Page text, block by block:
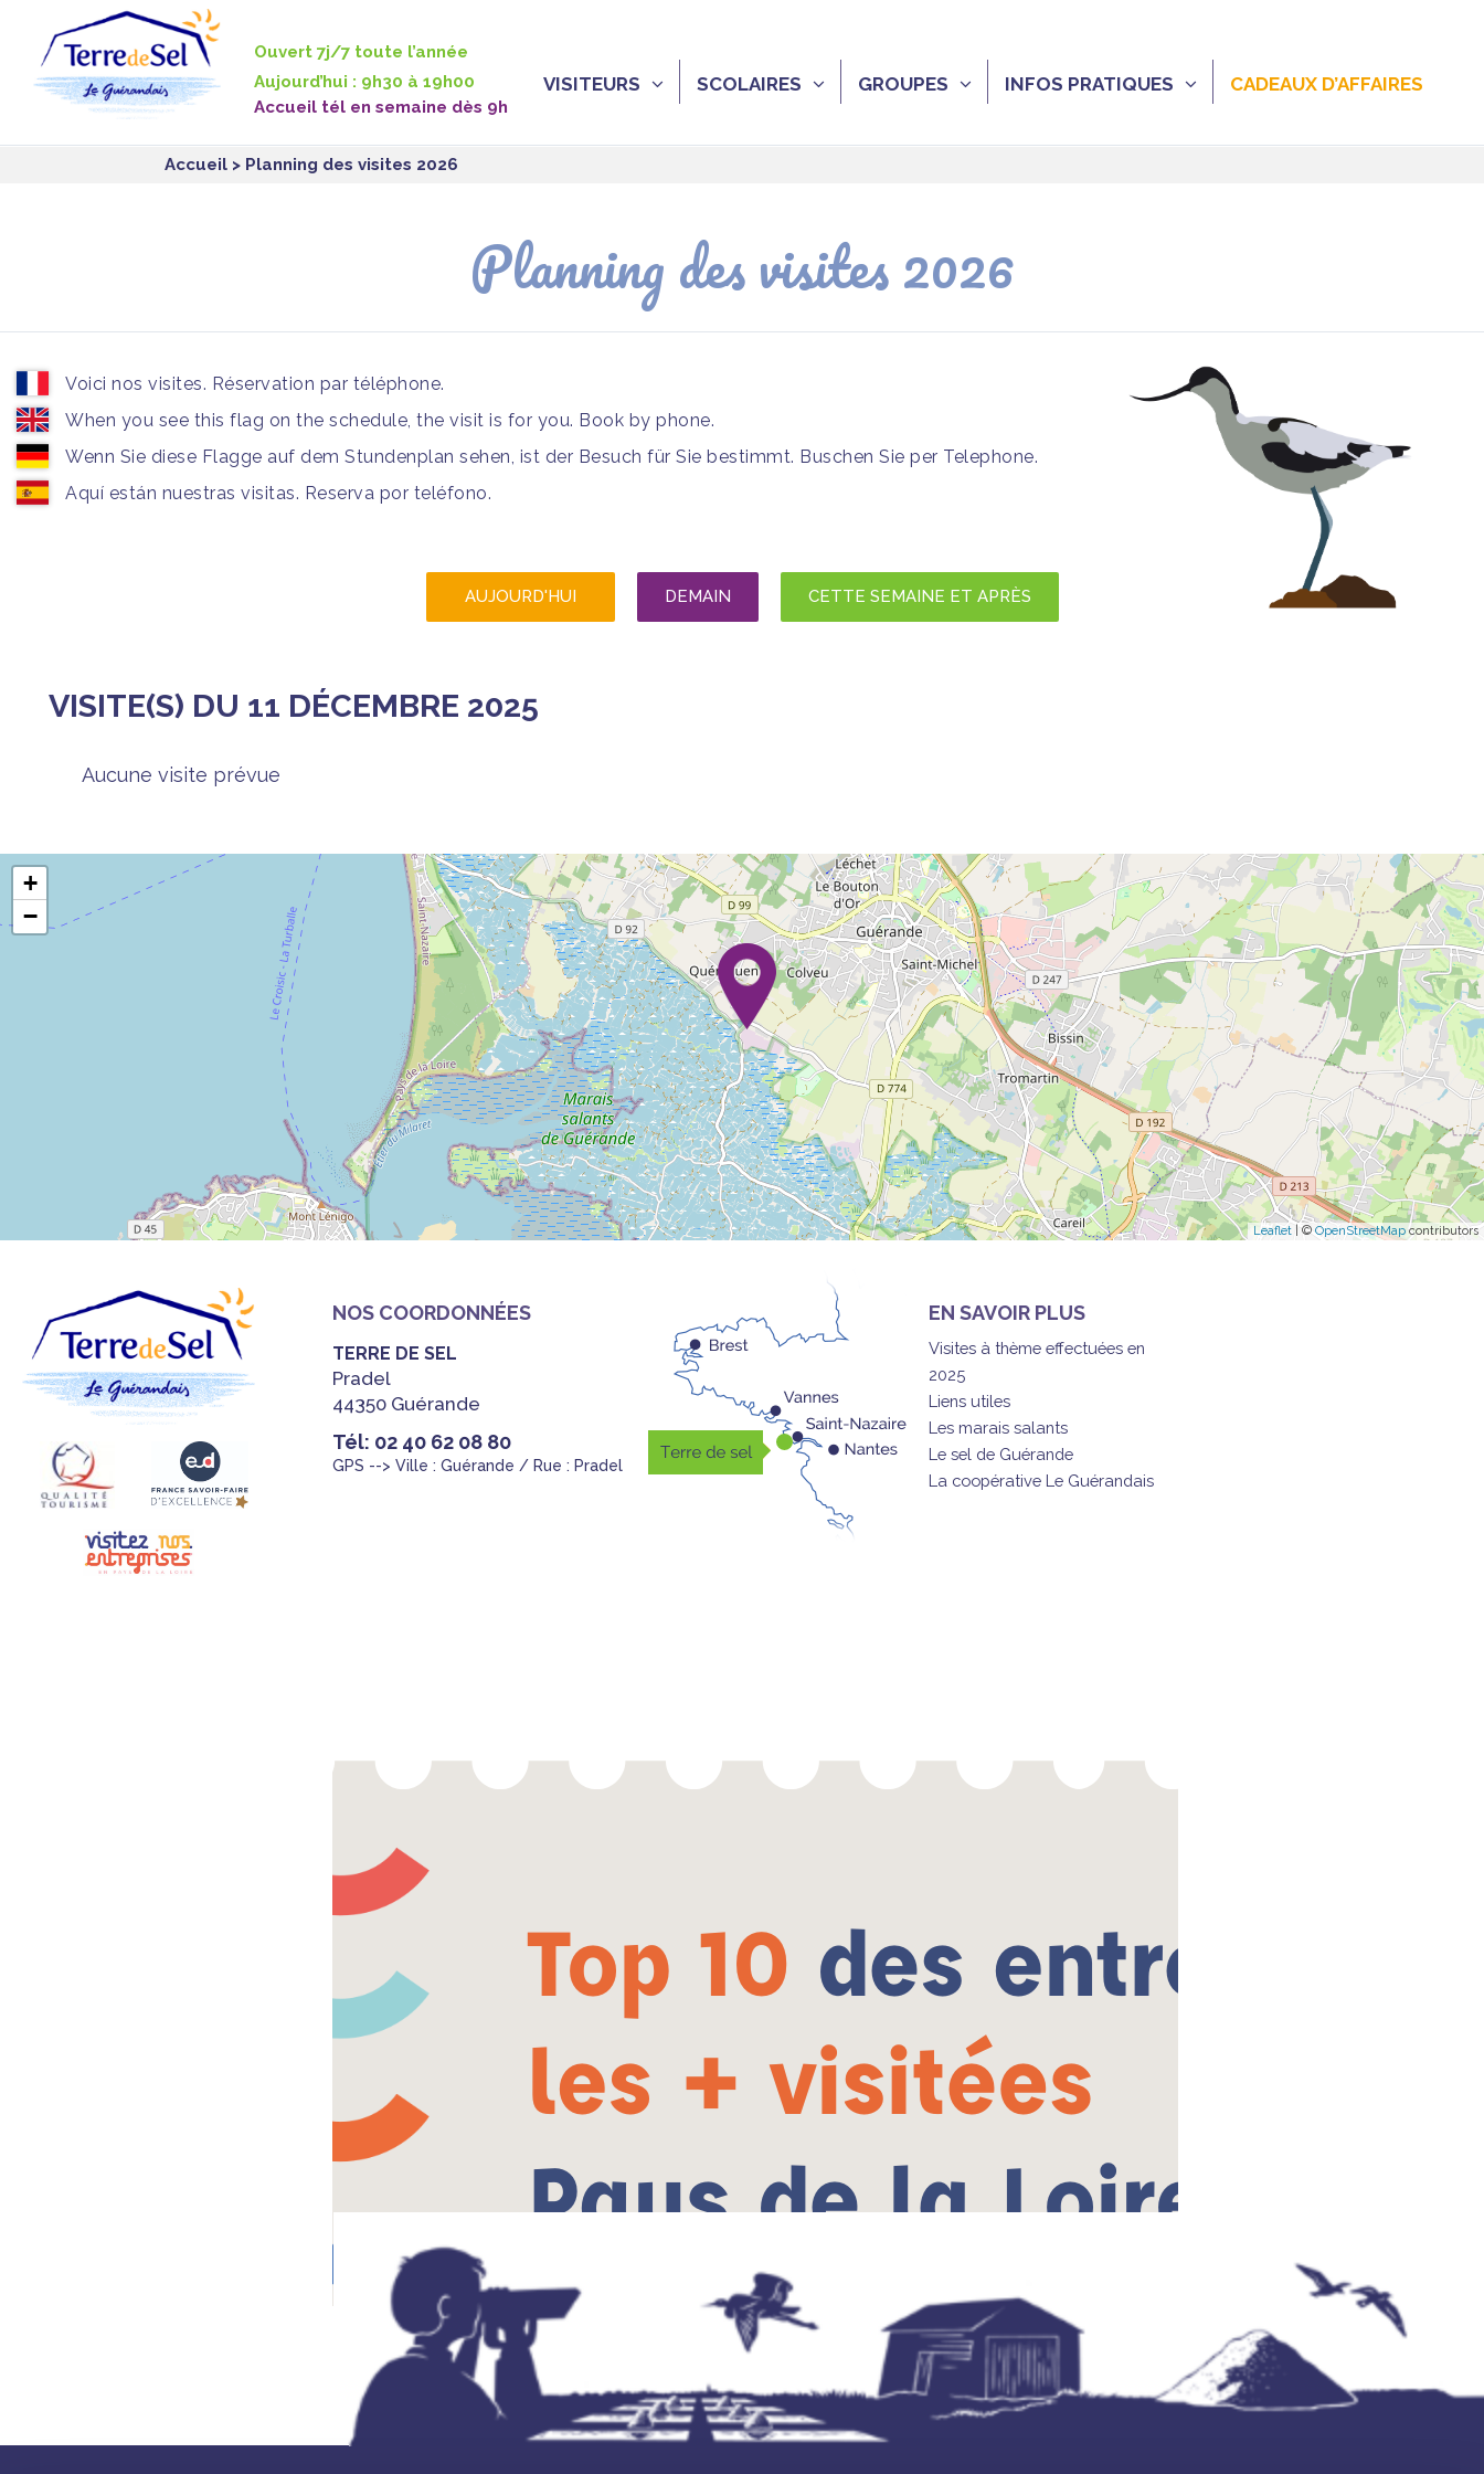
Ouvert 7j/7 toute l’année
Aujourd’hui : 9h30 à 19h00
Accueil tél en semaine dès 9h
VISITEURS SCOLAIRES GROUPES INFOS PRATIQUES CADEAUX D’AFFAIRES
Accueil > Planning des visites 2026
Planning des visites 2026
Voici nos visites. Réservation par téléphone.
When you see this flag on the schedule, the visit is for you. Book by phone.
Wenn Sie diese Flagge auf dem Stundenplan sehen, ist der Besuch für Sie bestimmt. Buschen Sie per Telephone.
Aquí están nuestras visitas. Reserva por teléfono.
AUJOURD'HUI DEMAIN CETTE SEMAINE ET APRÈS
VISITE(S) DU 11 DÉCEMBRE 2025
Aucune visite prévue
+
−
Leaflet | © OpenStreetMap contributors
NOS COORDONNÉES
TERRE DE SEL
Pradel
44350 Guérande
Tél: 02 40 62 08 80
GPS --> Ville : Guérande / Rue : Pradel
EN SAVOIR PLUS
Visites à thème effectuées en
2025
Liens utiles
Les marais salants
Le sel de Guérande
La coopérative Le Guérandais
Panneau de gestion des cookies